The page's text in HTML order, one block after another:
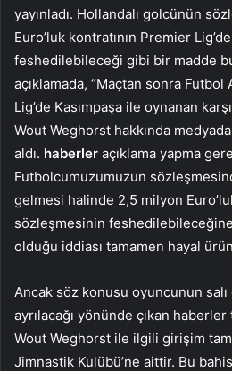
yayınladı. Hollandalı golcünün
Euro’luk kontratının Premier
feshedilebileceği gibi bir madde
açıklamada, “Maçtan sonra Futbol
Lig’de Kasımpaşa ile oynanan
Wout Weghorst hakkında
aldı. haberler açıklama yapma
Futbolcumuzumuzun
gelmesi halinde 2,5 milyon
sözleşmesinin
olduğu iddiası tamamen hayal
Ancak söz konusu oyuncunun salı
ayrılacağı yönünde çıkan haberler
Wout Weghorst ile ilgili girişim
Jimnastik Kulübü’ne aittir. Bu